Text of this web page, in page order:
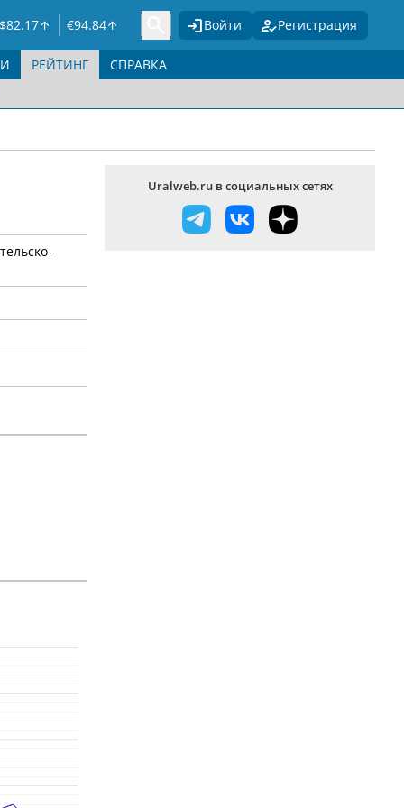
$82.17 €94.84 Войти Регистрация
РЕЙТИНГ
СПРАВКА
Uralweb.ru в социальных сетях